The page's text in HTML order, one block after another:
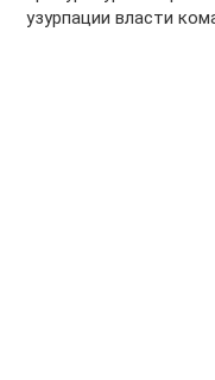
узурпации власти